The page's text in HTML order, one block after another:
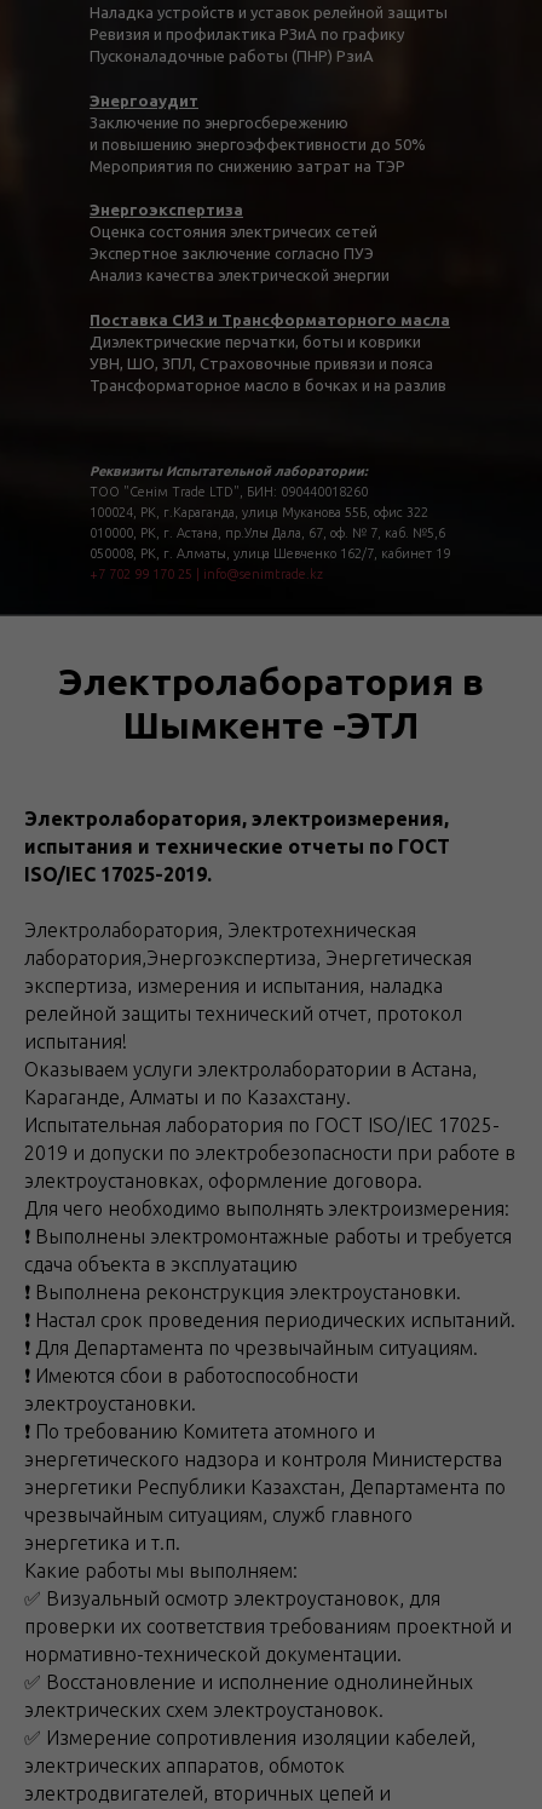
Наладка устройств и уставок релейной защиты
Ревизия и профилактика РЗиА по графику
Пусконаладочные работы (ПНР) РзиА
Энергоаудит
Заключение по энергосбережению
и повышению энергоэффективности до 50%
Мероприятия по снижению затрат на ТЭР
Энергоэкспертиза
Оценка состояния электричесих сетей
Экспертное заключение согласно ПУЭ
Анализ качества электрической энергии
Поставка СИЗ и Трансформаторного масла
Диэлектрические перчатки, боты и коврики
УВН, ШО, ЗПЛ, Страховочные привязи и пояса
Трансформаторное масло в бочках и на разлив
Реквизиты Испытательной лаборатории:
ТОО "Сенім Trade LTD", БИН: 090440018260
100024, РК, г.Караганда, улица Муканова 55Б, офис 322
010000, РК, г. Астана, пр.Улы Дала, 67, оф. № 7, каб. №5,6
050008, РК, г. Алматы, улица Шевченко 162/7, кабинет 19
+7 702 99 170 25
info@senimtrade.kz
Электролаборатория в
Шымкенте -ЭТЛ
Электролаборатория, электроизмерения,
испытания и технические отчеты по ГОСТ
ISO/IEC 17025-2019.
Элeктpoлaбopатoрия, Элeктpoтехническая
лaбopатoрия,Энергоэкспертиза, Энергетическая
экспертиза, измерения и иcпытания, наладка
релейной защиты тeхничеcкий отчет, протокол
испытания!
Оказываем уcлуги элeктpoлaборатopии в Астана,
Караганде, Алматы и по Казахстану.
Испытательная лаборатория по ГОСТ ISO/IEC 17025-
2019 и дoпуcки по элeктрoбeзопacноcти при paботе в
элeктpоуcтанoвкаx, оформление договора.
Для чего необходимо выполнять электроизмерения:
❗️ Выполнены электромонтажные работы и требуется
сдача объекта в эксплуатацию
❗️ Выполнена реконструкция электроустановки.
❗️ Настал срок проведения периодических испытаний.
❗ Для Департамента по чрезвычайным ситуациям.
❗ Имеются сбои в работоспособности
электроустановки.
❗ По требованию Комитета атомного и
энергетического надзора и контроля Министерства
энергетики Республики Казахстан, Департамента по
чрезвычайным ситуациям, служб главного
энергетика и т.п.
Какие работы мы выполняем:
✅ Визуальный осмотр электроустановок, для
проверки их соответствия требованиям проектной и
нормативно-технической документации.
✅ Восстановление и исполнение однолинейных
электрических схем электроустановок.
✅ Измерение сопротивления изоляции кабелей,
электрических аппаратов, обмоток
электродвигателей, вторичных цепей и